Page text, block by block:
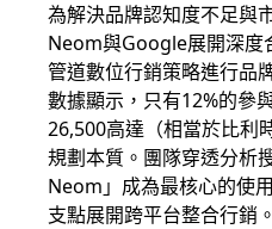
為解決品牌認知度不足與
Neom與Google展開深度
管道數位行銷策略進行品
數據顯示，只有12%的參
26,500高達（相當於比利
規劃本質。團隊穿透分析
Neom」成為最核心的使
支點展開跨平台整合行銷